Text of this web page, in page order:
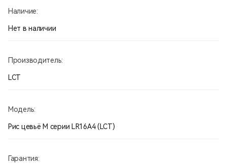
Наличие:
Нет в наличии
Производитель:
LCT
Модель:
Рис цевьё М серии LR16A4 (LCT)
Гарантия: